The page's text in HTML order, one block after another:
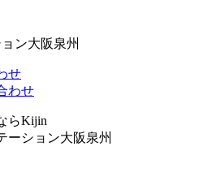
ン大阪泉州
ーション大阪泉州